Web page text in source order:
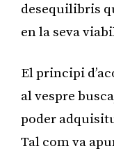
desequilibris
en la seva
El principi
al vespre
poder
Tal com va